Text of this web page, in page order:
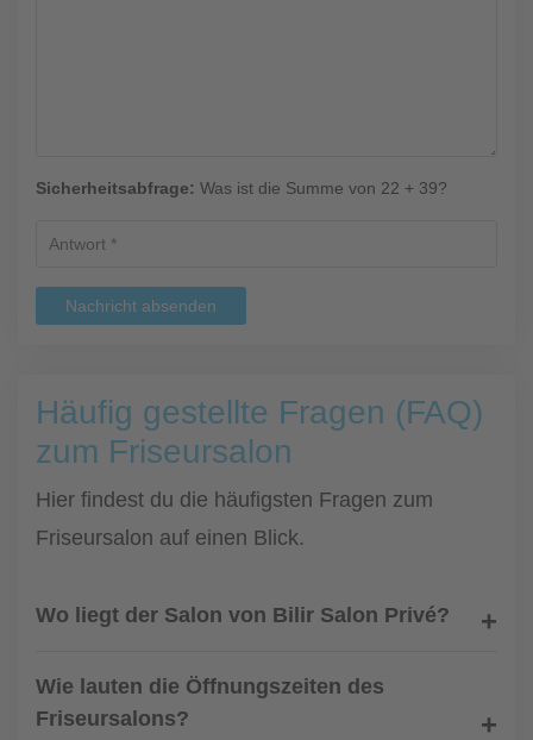
Sicherheitsabfrage: Was ist die Summe von 22 + 39?
Nachricht absenden
Häufig gestellte Fragen (FAQ)
zum Friseursalon
Hier findest du die häufigsten Fragen zum
Friseursalon auf einen Blick.
Wo liegt der Salon von Bilir Salon Privé?
Wie lauten die Öffnungszeiten des
Friseursalons?